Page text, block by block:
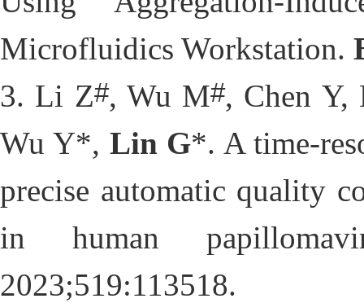
Microfluidics Workstation.
3. Li Z#, Wu M#, Chen
Wu Y*, Lin G*. A time-
precise automatic quality
in human
2023;519:113518.